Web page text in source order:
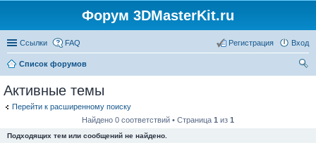
Форум 3DMasterKit.ru
Ссылки FAQ Вход
Регистрация
Список форумов
Активные темы
Перейти к расширенному поиску
Найдено 0 соответствий • Страница 1 из 1
Подходящих тем или сообщений не найдено.